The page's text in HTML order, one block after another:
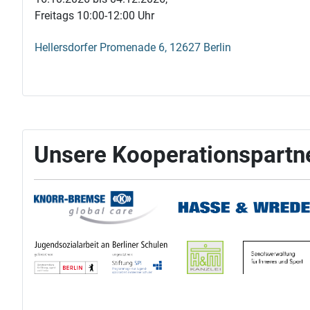
Freitags 10:00-12:00 Uhr
Hellersdorfer Promenade 6, 12627 Berlin
Unsere